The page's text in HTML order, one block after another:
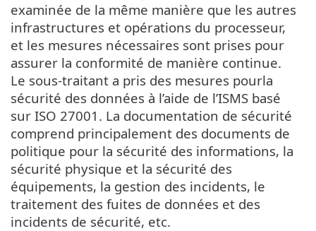
examinée de la même manière que les autres
infrastructures et opérations du processeur,
et les mesures nécessaires sont prises pour
assurer la conformité de manière continue.
Le sous-traitant a pris des mesures pourla
sécurité des données à l’aide de l’ISMS basé
sur ISO 27001. La documentation de sécurité
comprend principalement des documents de
politique pour la sécurité des informations, la
sécurité physique et la sécurité des
équipements, la gestion des incidents, le
traitement des fuites de données et des
incidents de sécurité, etc.